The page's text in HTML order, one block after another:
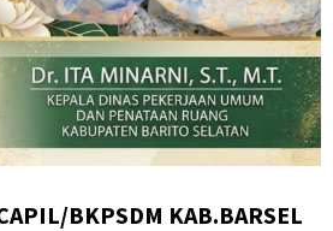
BKPSDM KAB.BARSEL